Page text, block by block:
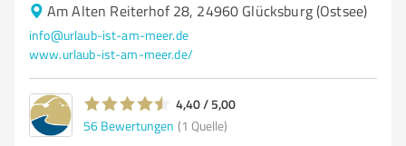
Am Alten Reiterhof 28, 24960 Glücksburg (Ostsee)
info@urlaub-ist-am-meer.de
www.urlaub-ist-am-meer.de/
4,40 / 5,00
56 Bewertungen (1 Quelle)